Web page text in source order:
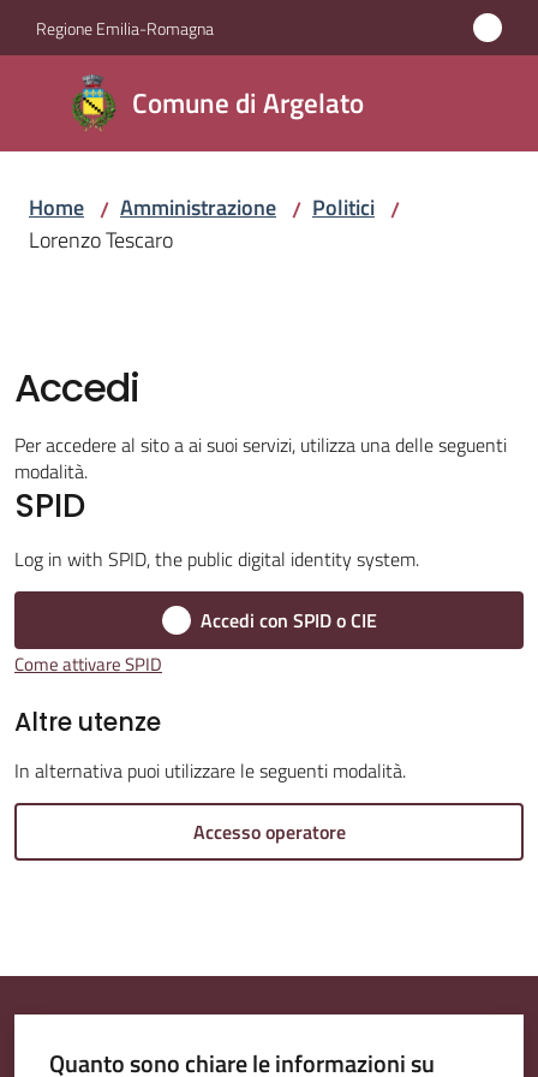
Vai al contenuto
Vai alla navigazione
Vai al footer
Regione Emilia-Romagna
Comune di Argelato
Comune
di
Argelato
Servizi
Vivere
Argelato
Amministrazione
Tutti
Home / Amministrazione / Politici /
Lorenzo Tescaro
Accedi
Per accedere al sito a ai suoi servizi, utilizza una delle seguenti
modalità.
SPID
Log in with SPID, the public digital identity system.
Accedi con SPID o CIE
Come attivare SPID
Altre utenze
In alternativa puoi utilizzare le seguenti modalità.
Accesso operatore
Quanto sono chiare le informazioni su